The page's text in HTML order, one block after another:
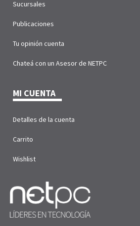
Sucursales
Publicaciones
Tu opinión cuenta
Chateá con un Asesor de NETPC
MI CUENTA
Detalles de la cuenta
Carrito
Wishlist